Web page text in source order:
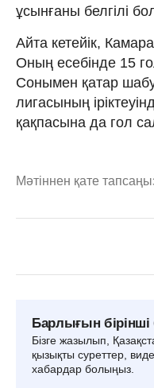
ұсынғаны белгілі
Айта кетейік,
Оның есебінде 15
Сонымен қатар
лигасының
қақпасына да гол
Мәтіннен қате
Барлығын
Бізге жазылып,
қызықты суреттер,
хабардар болыңыз.